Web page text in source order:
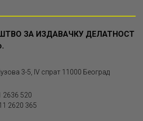
ЗА ИЗДАВАЧКУ ДЕЛАТНОСТ
3-5, IV спрат 11000 Београд
2636 520
2620 365